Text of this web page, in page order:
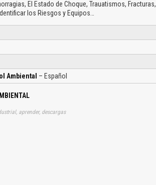
El Estado de Choque, Trauatismos, Fracturas,
los Riesgos y Equipos…
Ambiental – Español
aprender, descargas